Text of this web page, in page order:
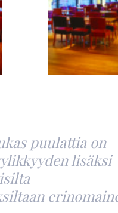
puulattia on
lisäksi